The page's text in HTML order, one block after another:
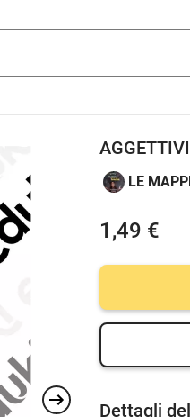
LE
1,49 €
Dettagli